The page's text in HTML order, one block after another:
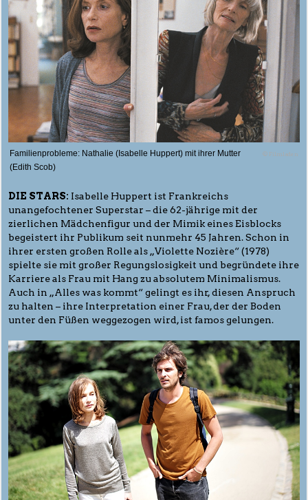
Familienprobleme: Nathalie (Isabelle Huppert) mit ihrer Mutter
(Edith Scob)
© Filmladen
DIE STARS: Isabelle Huppert ist Frankreichs
unangefochtener Superstar – die 62-jährige mit der
zierlichen Mädchenfigur und der Mimik eines Eisblocks
begeistert ihr Publikum seit nunmehr 45 Jahren. Schon in
ihrer ersten großen Rolle als „Violette Nozière“ (1978)
spielte sie mit großer Regungslosigkeit und begründete ihre
Karriere als Frau mit Hang zu absolutem Minimalismus.
Auch in „Alles was kommt“ gelingt es ihr, diesen Anspruch
zu halten – ihre Interpretation einer Frau, der der Boden
unter den Füßen weggezogen wird, ist famos gelungen.